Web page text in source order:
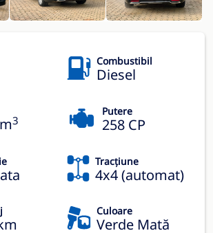
Combustibil
Diesel
3
Putere
258 CP
Tracțiune
4x4 (automat)
Culoare
Verde Mată